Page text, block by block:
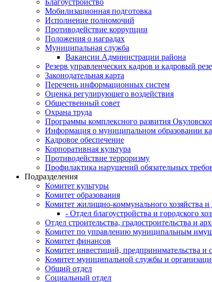
Благоустройство
Мобилизационная подготовка
Исполнение полномочий
Противодействие коррупции
Положения о наградах
Муниципальная служба
Вакансии Администрации района
Резерв управленческих кадров и кадровый
Законодательная карта
Перечень информационных систем
Оценка регулирующего воздействия
Общественный совет
Охрана труда
Программы комплексного развития
Информация о муниципальном образовании
Кадровое обеспечение
Корпоративная культура
Противодействие терроризму
Профилактика нарушений обязательных
Подразделения
Комитет культуры
Комитет образования
Комитет жилищно-коммунального хозяйства и
- Отдел благоустройства и городского
Отдел строительства, градостроительства и
Комитет по управлению муниципальным
Комитет финансов
Комитет инвестиций, предпринимательства и
Комитет муниципальной службы и
Общий отдел
Социальный отдел